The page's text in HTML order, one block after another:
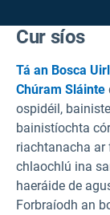
Cur síos
Tá an Bosca
Chúram Sláinte
ospidéil,
bainistíochta
riachtanacha
chlaochlú ina
haeráide de
Forbraíodh an